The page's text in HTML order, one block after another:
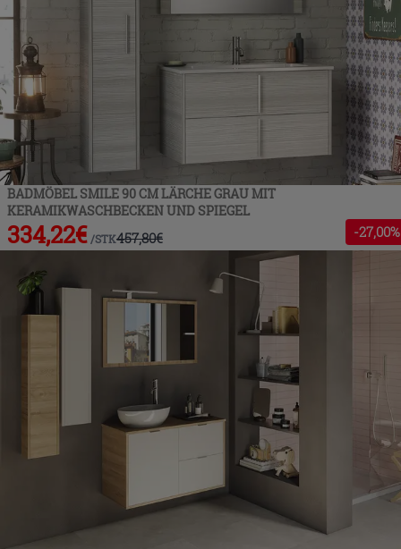
BADMÖBEL SMILE 90 CM LÄRCHE GRAU MIT
KERAMIKWASCHBECKEN UND SPIEGEL
334,22€ /STK457,80€ -27,00%